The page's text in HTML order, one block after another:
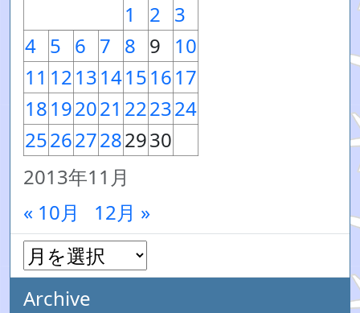
2013年11月
1
2 3
4 5 6 7 8 9
10
11 121314151617
18192021 222324
252627282930
« 10月 12月 »
Archive